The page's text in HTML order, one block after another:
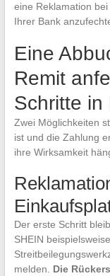
eine Reklamation
Ihrer Bank
Eine
Remit
Schritte in
Zwei Möglichkeiten
ist und die Zahlung
ihre Wirksamkeit
Der erste Schritt
SHEIN
melden. Die